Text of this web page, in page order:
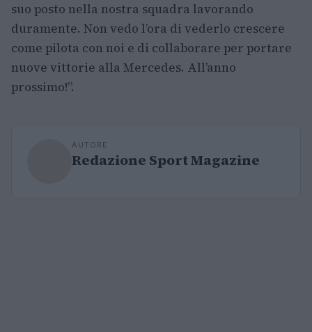
suo posto nella nostra squadra lavorando
duramente. Non vedo l’ora di vederlo crescere
come pilota con noi e di collaborare per portare
nuove vittorie alla Mercedes. All’anno
prossimo!”.
AUTORE
Redazione Sport Magazine